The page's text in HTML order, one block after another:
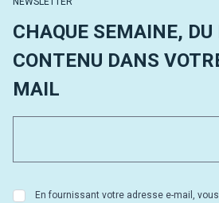
CHAQUE SEMAINE, DU
CONTENU DANS
MAIL
En fournissant votre adresse e-mail,